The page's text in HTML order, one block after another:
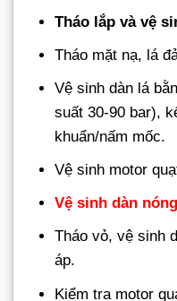
Tháo lắp và vệ
Tháo mặt nạ, lá
Vệ sinh dàn lá
suất 30-90 bar),
khuẩn/nấm mốc.
Vệ sinh motor
Vệ sinh dàn nóng
Tháo vỏ, vệ sinh
áp.
Kiểm tra motor